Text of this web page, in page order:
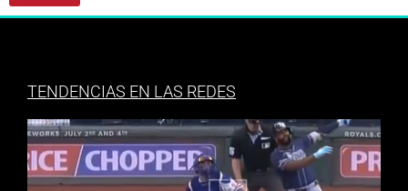
TENDENCIAS EN LAS REDES